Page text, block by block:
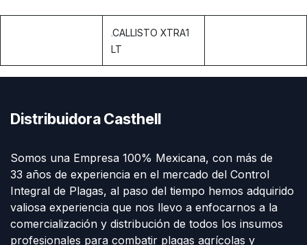
.CALLISTO XTRA1
LT
Distribuidora Casthell
Somos una Empresa 100% Mexicana, con más de
33 años de experiencia en el mercado del Control
Integral de Plagas, al paso del tiempo hemos adquirido
valiosa experiencia que nos llevo a enfocarnos a la
comercialización y distribución de todos los insumos
profesionales para combatir plagas agrícolas y